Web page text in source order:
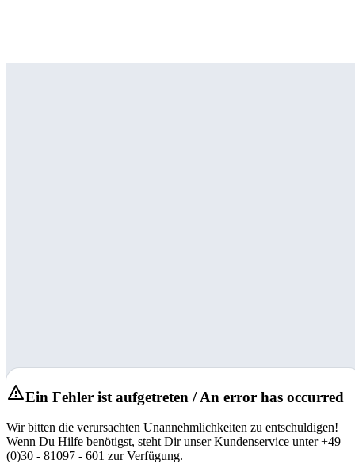
Ein Fehler ist aufgetreten / An error has occurred
Wir bitten die verursachten Unannehmlichkeiten zu entschuldigen!
Wenn Du Hilfe benötigst, steht Dir unser Kundenservice unter +49
(0)30 - 81097 - 601 zur Verfügung.